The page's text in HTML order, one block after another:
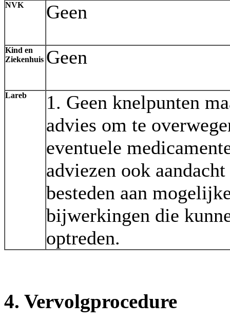
NVK Geen
Kind en
Ziekenhuis Geen
Lareb
1. Geen knelpunten
advies om te
eventuele
adviezen ook aandacht
besteden aan
bijwerkingen die
optreden.
4. Vervolgprocedure